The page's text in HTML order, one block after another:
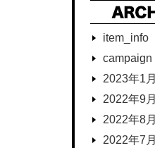
item_info
campaign
2023年1月
2022年9月
2022年8月
2022年7月